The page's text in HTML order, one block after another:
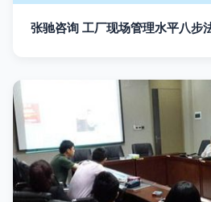
张驰咨询 工厂现场管理水平八步